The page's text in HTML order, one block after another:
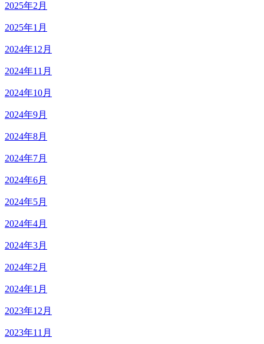
2025年2月
2025年1月
2024年12月
2024年11月
2024年10月
2024年9月
2024年8月
2024年7月
2024年6月
2024年5月
2024年4月
2024年3月
2024年2月
2024年1月
2023年12月
2023年11月